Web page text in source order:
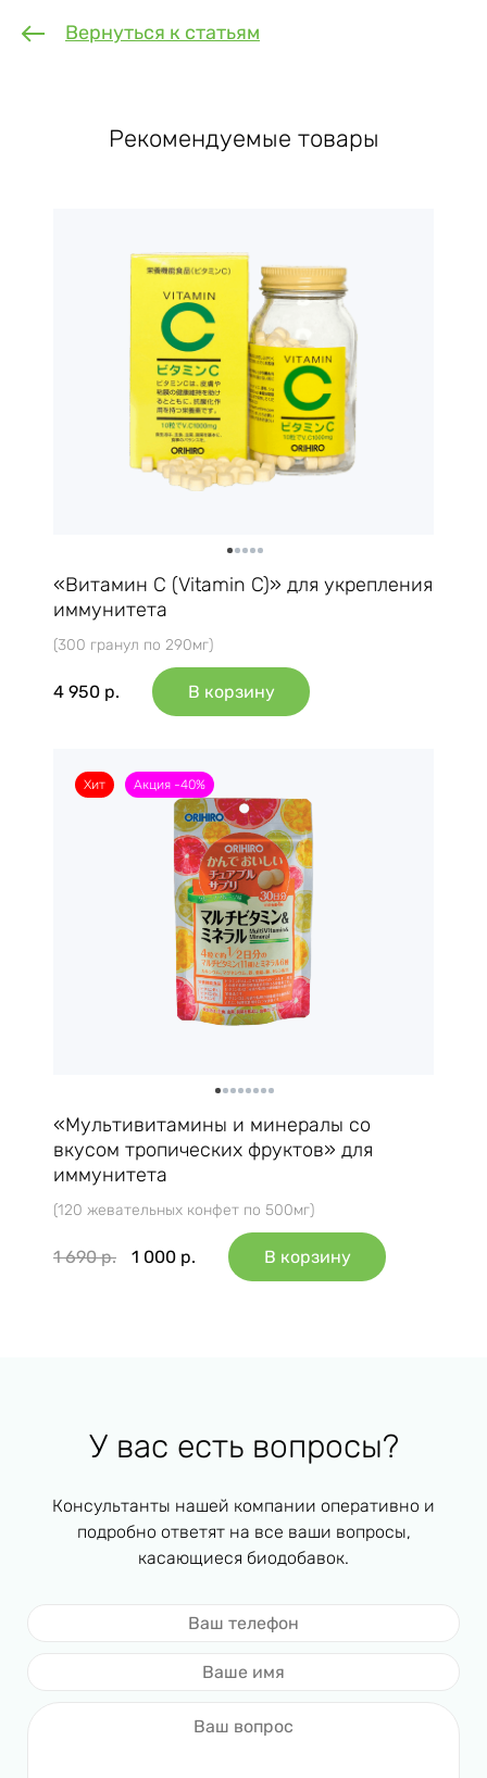
Вернуться к статьям
Рекомендуемые товары
«Витамин C (Vitamin C)» для укрепления
иммунитета
(300 гранул по 290мг)
4 950 р. В корзину
Хит Акция -40%
«Мультивитамины и минералы со
вкусом тропических фруктов» для
иммунитета
(120 жевательных конфет по 500мг)
1 690р. 1 000 р. В корзину
У вас есть вопросы?
Консультанты нашей компании оперативно и
подробно ответят на все ваши вопросы,
касающиеся биодобавок.